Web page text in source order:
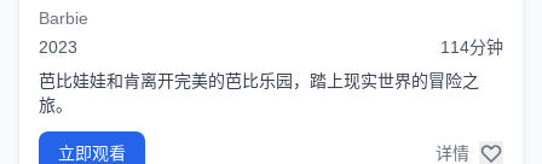
Barbie
2023
114分钟
芭比娃娃和肯离开完美的芭比乐园，踏上现实世界的冒险之
旅。
立即观看 详情